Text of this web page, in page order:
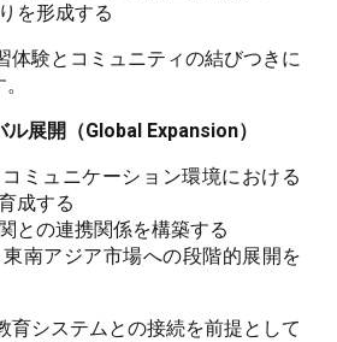
を形成する
体験とコミュニティの結びつきに
展開（Global Expansion）
ミュニケーション環境における
成する
との連携関係を構築する
南アジア市場への段階的展開を
育システムとの接続を前提として